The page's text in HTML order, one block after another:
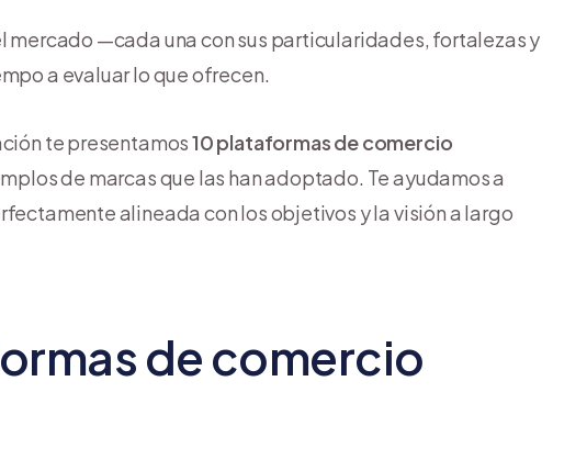
mercado —cada una con sus particularidades, fortalezas y
a evaluar lo que ofrecen.
te presentamos10 plataformas de comercio
de marcas que las han adoptado. Te ayudamos a
alineada con los objetivos y la visión a largo
de comercio